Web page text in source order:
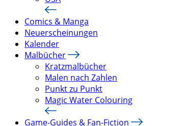
Comics & Manga
Neuerscheinungen
Kalender
Malbücher
Kratzmalbücher
Malen nach Zahlen
Punkt zu Punkt
Magic Water Colouring
Game-Guides & Fan-Fiction